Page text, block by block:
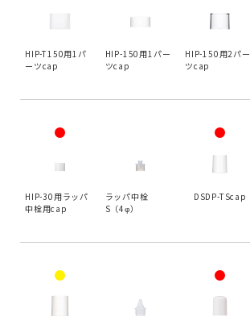
HIP-T150用1パ
ーツcap
HIP-150用1パー
ツcap
HIP-150用2パー
ツcap
HIP-30用ラッパ
中栓用cap
ラッパ中栓
S（4φ）
DSDP-TScap